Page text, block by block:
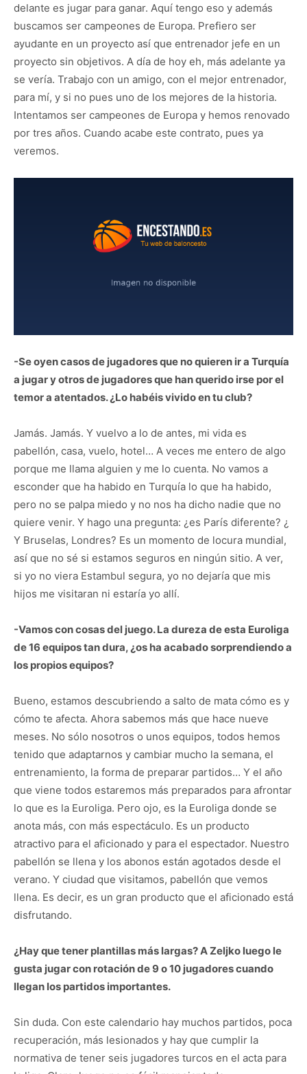
delante es jugar para ganar. Aquí tengo eso y además
buscamos ser campeones de Europa. Prefiero ser
ayudante en un proyecto así que entrenador jefe en un
proyecto sin objetivos. A día de hoy eh, más adelante ya
se vería. Trabajo con un amigo, con el mejor entrenador,
para mí, y si no pues uno de los mejores de la historia.
Intentamos ser campeones de Europa y hemos renovado
por tres años. Cuando acabe este contrato, pues ya
veremos.
-Se oyen casos de jugadores que no quieren ir a Turquía
a jugar y otros de jugadores que han querido irse por el
temor a atentados. ¿Lo habéis vivido en tu club?
Jamás. Jamás. Y vuelvo a lo de antes, mi vida es
pabellón, casa, vuelo, hotel… A veces me entero de algo
porque me llama alguien y me lo cuenta. No vamos a
esconder que ha habido en Turquía lo que ha habido,
pero no se palpa miedo y no nos ha dicho nadie que no
quiere venir. Y hago una pregunta: ¿es París diferente? ¿
Y Bruselas, Londres? Es un momento de locura mundial,
así que no sé si estamos seguros en ningún sitio. A ver,
si yo no viera Estambul segura, yo no dejaría que mis
hijos me visitaran ni estaría yo allí.
-Vamos con cosas del juego. La dureza de esta Euroliga
de 16 equipos tan dura, ¿os ha acabado sorprendiendo a
los propios equipos?
Bueno, estamos descubriendo a salto de mata cómo es y
cómo te afecta. Ahora sabemos más que hace nueve
meses. No sólo nosotros o unos equipos, todos hemos
tenido que adaptarnos y cambiar mucho la semana, el
entrenamiento, la forma de preparar partidos… Y el año
que viene todos estaremos más preparados para afrontar
lo que es la Euroliga. Pero ojo, es la Euroliga donde se
anota más, con más espectáculo. Es un producto
atractivo para el aficionado y para el espectador. Nuestro
pabellón se llena y los abonos están agotados desde el
verano. Y ciudad que visitamos, pabellón que vemos
llena. Es decir, es un gran producto que el aficionado está
disfrutando.
¿Hay que tener plantillas más largas? A Zeljko luego le
gusta jugar con rotación de 9 o 10 jugadores cuando
llegan los partidos importantes.
Sin duda. Con este calendario hay muchos partidos, poca
recuperación, más lesionados y hay que cumplir la
normativa de tener seis jugadores turcos en el acta para